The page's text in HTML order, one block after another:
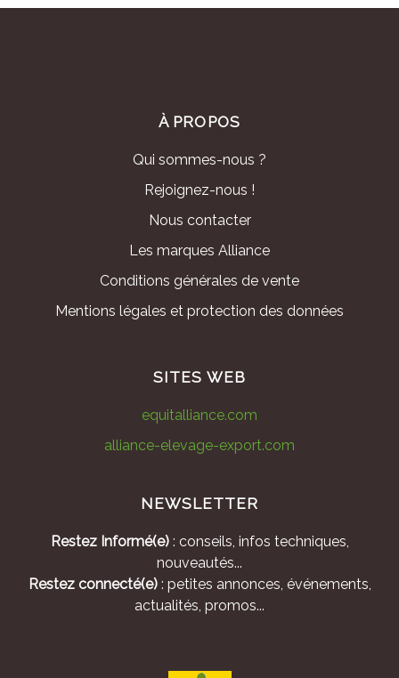
À PROPOS
Qui sommes-nous ?
Rejoignez-nous !
Nous contacter
Les marques Alliance
Conditions générales de vente
Mentions légales et protection des données
SITES WEB
equitalliance.com
alliance-elevage-export.com
NEWSLETTER
Restez Informé(e): conseils, infos techniques,
nouveautés...
Restez connecté(e): petites annonces, événements,
actualités, promos...